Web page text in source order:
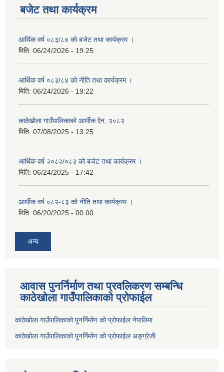
बजेट तथा कार्यक्रम
आर्थिक वर्ष ०८३/८४ को बजेट तथा कार्यक्रम ।
मिति: 06/24/2026 - 19:25
आर्थिक वर्ष ०८३/८४ को नीति तथा कार्यक्रम ।
मिति: 06/24/2026 - 19:22
काठेखोला गाउँपालिकाको आर्थीक ऐन, २०८२
मिति: 07/08/2025 - 13:25
आर्थिक वर्ष २०८२/०८३ को बजेट तथा कार्यक्रम ।
मिति: 06/24/2025 - 17:42
आर्थीक वर्ष ०८२-८३ को नीति तथा कार्यक्रम ।
मिति: 06/20/2025 - 00:00
अन्य
आवास पुनर्निर्माण तथा प्रवलिकरण सम्बन्धि
काठेखोला गाउँपालिकाको प्रोफाईल
काठेखोला गाउँपालिकाको पुनर्निर्माण को प्रोफाईल नेपालिमा
काठेखोला गाउँपालिकाको पुनर्निर्माण को प्रोफाईल अङ्ग्रेजी